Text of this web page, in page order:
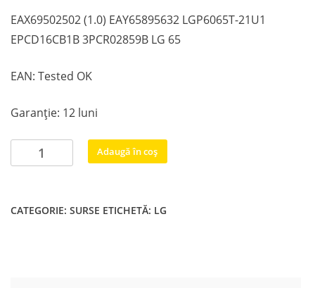
EAX69502502 (1.0) EAY65895632 LGP6065T-21U1
EPCD16CB1B 3PCR02859B LG 65
EAN: Tested OK
Garanție: 12 luni
Cantitate
EAX69502502
LGP6065T-
Adaugă în coș
CATEGORIE: SURSE ETICHETĂ: LG